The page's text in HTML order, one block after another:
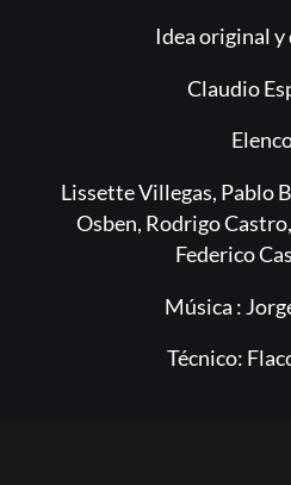
Idea original
Claudio
Lissette Villegas, Pablo
Osben, Rodrigo
Federico
Música :
Técnico: